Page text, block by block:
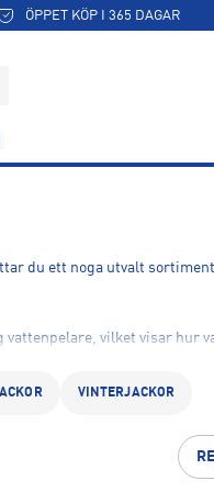
ÖPPET KÖP I 365 DAGAR
du ett noga utvalt
vattenpelare, vilket visar hur
promenader i regn. För
och friluftsliv.
– särskilt bra på riktigt
VINTERJACKOR